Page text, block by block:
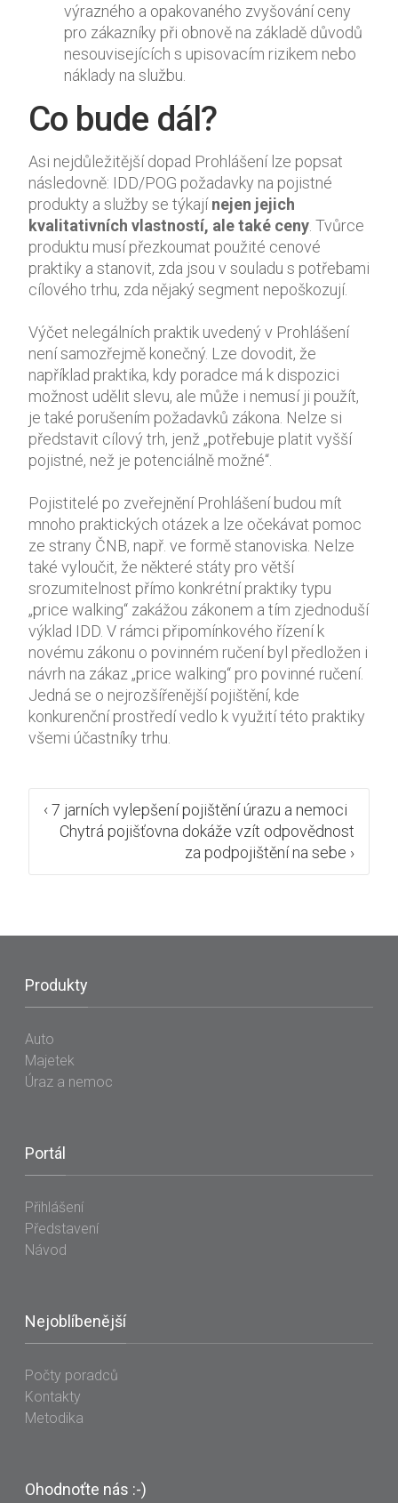
výrazného a opakovaného zvyšování ceny
pro zákazníky při obnově na základě důvodů
nesouvisejících s upisovacím rizikem nebo
náklady na službu.
Co bude dál?
Asi nejdůležitější dopad Prohlášení lze popsat
následovně: IDD/POG požadavky na pojistné
produkty a služby se týkajínejen jejich
kvalitativních vlastností, ale také ceny . Tvůrce
produktu musí přezkoumat použité cenové
praktiky a stanovit, zda jsou v souladu s potřebami
cílového trhu, zda nějaký segment nepoškozují.
Výčet nelegálních praktik uvedený v Prohlášení
není samozřejmě konečný. Lze dovodit, že
například praktika, kdy poradce má k dispozici
možnost udělit slevu, ale může i nemusí ji použít,
je také porušením požadavků zákona. Nelze si
představit cílový trh, jenž „potřebuje platit vyšší
pojistné, než je potenciálně možné“.
Pojistitelé po zveřejnění Prohlášení budou mít
mnoho praktických otázek a lze očekávat pomoc
ze strany ČNB, např. ve formě stanoviska. Nelze
také vyloučit, že některé státy pro větší
srozumitelnost přímo konkrétní praktiky typu
„price walking“ zakážou zákonem a tím zjednoduší
výklad IDD. V rámci připomínkového řízení k
novému zákonu o povinném ručení byl předložen i
návrh na zákaz „price walking“ pro povinné ručení.
Jedná se o nejrozšířenější pojištění, kde
konkurenční prostředí vedlo k využití této praktiky
všemi účastníky trhu.
Post
navigation
‹7 jarních vylepšení pojištění úrazu a nemoci
Chytrá pojišťovna dokáže vzít odpovědnost
za podpojištění na sebe ›
Produkty
Auto
Majetek
Úraz a nemoc
Portál
Přihlášení
Představení
Návod
Nejoblíbenější
Počty poradců
Kontakty
Metodika
Ohodnoťte nás :-)